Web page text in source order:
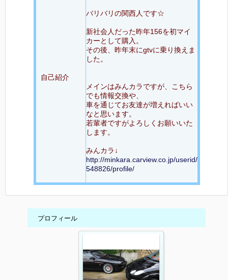
自己紹介
バリバリの関西人です☆
新社会人だった昨年156を初マイ
カーとして購入。
その後、昨年末にgtvに乗り換えま
した。
メインはみんカラですが、こちら
でも情報交換や、
車を通じてお友達が増えればいい
なと思います。
若輩者ですがよろしくお願いいた
します。
みんカラ↓
http://minkara.carview.co.jp/userid/
548826/profile/
プロフィール